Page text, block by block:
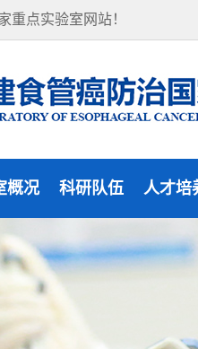
重点实验室网站！
概况
概况
构
科研队伍
研究方向
人才培
研究生